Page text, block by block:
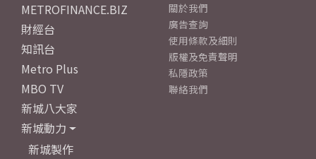
METROFINANCE.BIZ
財經台
知訊台
Metro Plus
MBO TV
新城八大家
新城動力
新城製作
關於我們
廣告查詢
使用條款及細則
版權及免責聲明
私隱政策
聯絡我們